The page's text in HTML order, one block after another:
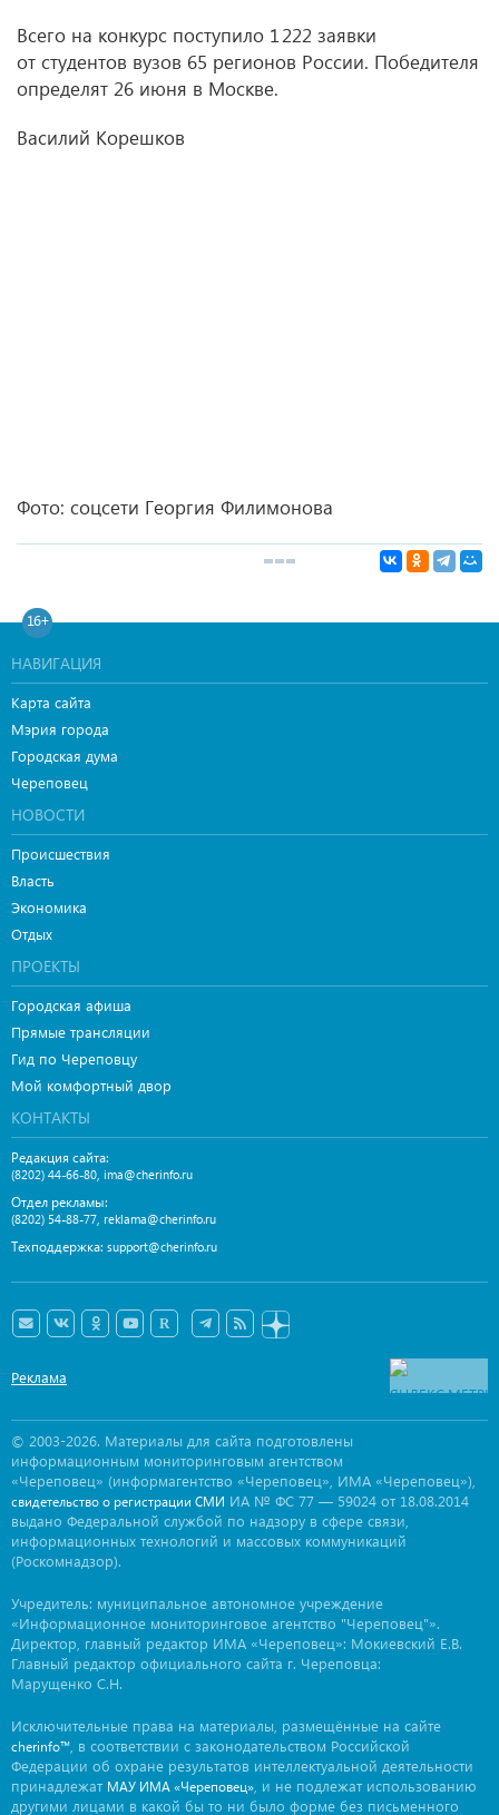
Всего на конкурс поступило 1 222 заявки
от студентов вузов 65 регионов России. Победителя
определят 26 июня в Москве.
Василий Корешков
Фото: соцсети Георгия Филимонова
16+
НАВИГАЦИЯ
Карта сайта
Мэрия города
Городская дума
Череповец
НОВОСТИ
Происшествия
Власть
Экономика
Отдых
ПРОЕКТЫ
Городская афиша
Прямые трансляции
Гид по Череповцу
Мой комфортный двор
КОНТАКТЫ
Редакция сайта:
(8202) 44-66-80, ima@cherinfo.ru
Отдел рекламы:
(8202) 54-88-77, reklama@cherinfo.ru
Техподдержка: support@cherinfo.ru
Реклама
© 2003-2026. Материалы для сайта подготовлены
информационным мониторинговым агентством
«Череповец» (информагентство «Череповец», ИМА «Череповец»),
свидетельство о регистрации СМИ ИА № ФС 77 — 59024 от 18.08.2014
выдано Федеральной службой по надзору в сфере связи,
информационных технологий и массовых коммуникаций
(Роскомнадзор).
Учредитель: муниципальное автономное учреждение
«Информационное мониторинговое агентство "Череповец"».
Директор, главный редактор ИМА «Череповец»: Мокиевский Е.В.
Главный редактор официального сайта г. Череповца:
Марущенко С.Н.
Исключительные права на материалы, размещённые на сайте
cherinfo™ , в соответствии с законодательством Российской
Федерации об охране результатов интеллектуальной деятельности
принадлежат МАУ ИМА «Череповец» , и не подлежат использованию
другими лицами в какой бы то ни было форме без письменного